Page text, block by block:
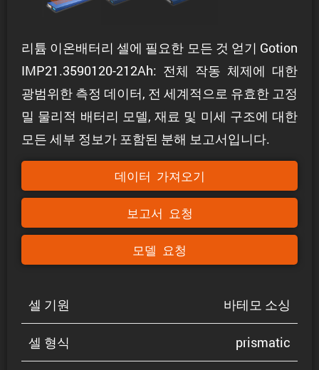
리튬 이온배터리 셀에 필요한 모든 것 얻기 Gotion
IMP21.3590120-212Ah: 전체 작동 체제에 대한
광범위한 측정 데이터, 전 세계적으로 유효한 고정
밀 물리적 배터리 모델, 재료 및 미세 구조에 대한
모든 세부 정보가 포함된 분해 보고서입니다.
데이터 가져오기
보고서 요청
모델 요청
셀 기원 바테모 소싱
셀 형식 prismatic